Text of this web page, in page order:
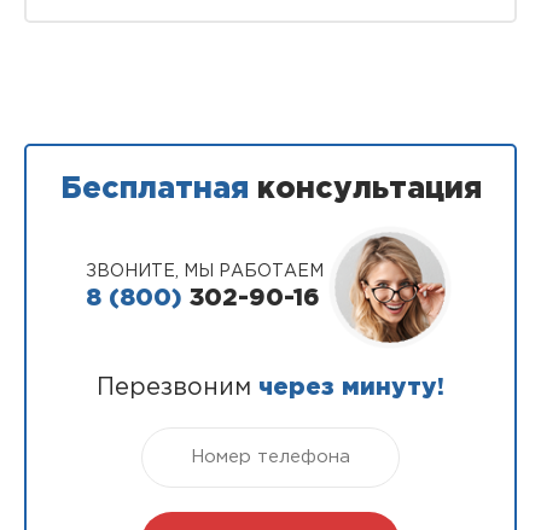
Бесплатная консультация
ЗВОНИТЕ, МЫ РАБОТАЕМ
8 (800) 302-90-16
Перезвоним через минуту!